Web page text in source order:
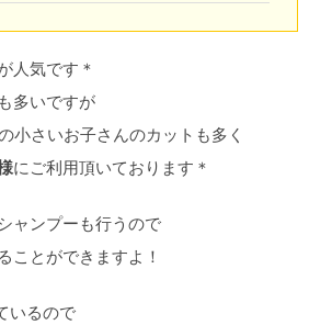
人気です＊
多いですが
小さいお子さんのカットも多く
にご利用頂いております＊
ャンプーも行うので
ことができますよ！
いるので